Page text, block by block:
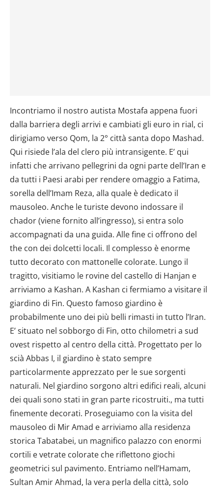
Incontriamo il nostro autista Mostafa appena fuori
dalla barriera degli arrivi e cambiati gli euro in rial, ci
dirigiamo verso Qom, la 2° città santa dopo Mashad.
Qui risiede l’ala del clero più intransigente. E’ qui
infatti che arrivano pellegrini da ogni parte dell’Iran e
da tutti i Paesi arabi per rendere omaggio a Fatima,
sorella dell’Imam Reza, alla quale è dedicato il
mausoleo. Anche le turiste devono indossare il
chador (viene fornito all’ingresso), si entra solo
accompagnati da una guida. Alle fine ci offrono del
the con dei dolcetti locali. Il complesso è enorme
tutto decorato con mattonelle colorate. Lungo il
tragitto, visitiamo le rovine del castello di Hanjan e
arriviamo a Kashan. A Kashan ci fermiamo a visitare il
giardino di Fin. Questo famoso giardino è
probabilmente uno dei più belli rimasti in tutto l’Iran.
E’ situato nel sobborgo di Fin, otto chilometri a sud
ovest rispetto al centro della città. Progettato per lo
scià Abbas I, il giardino è stato sempre
particolarmente apprezzato per le sue sorgenti
naturali. Nel giardino sorgono altri edifici reali, alcuni
dei quali sono stati in gran parte ricostruiti., ma tutti
finemente decorati. Proseguiamo con la visita del
mausoleo di Mir Amad e arriviamo alla residenza
storica Tabatabei, un magnifico palazzo con enormi
cortili e vetrate colorate che riflettono giochi
geometrici sul pavimento. Entriamo nell’Hamam,
Sultan Amir Ahmad, la vera perla della città, solo